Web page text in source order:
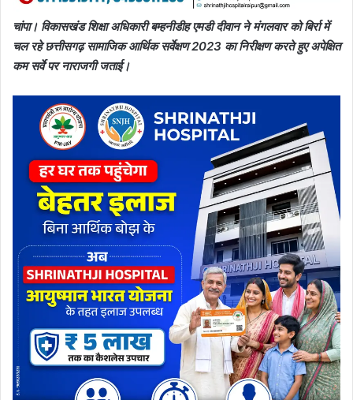
चांपा। विकासखंड शिक्षा अधिकारी बम्हनीडीह एमडी दीवान ने मंगलवार को बिर्रा में
चल रहे छत्तीसगढ़ सामाजिक आर्थिक सर्वेक्षण 2023 का निरीक्षण करते हुए अपेक्षित
कम सर्वे पर नाराजगी जताई।